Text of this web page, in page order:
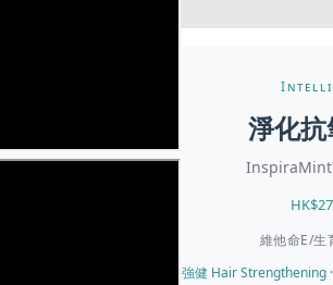
淨化
維他命E/生
✓ 所有膚質 All Skin Types · 頭髮強健 Hair